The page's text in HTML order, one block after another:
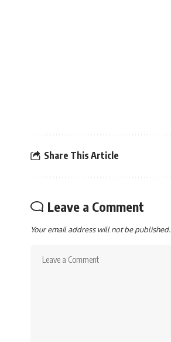
Share This Article
Leave a Comment
Your email address will not be published.